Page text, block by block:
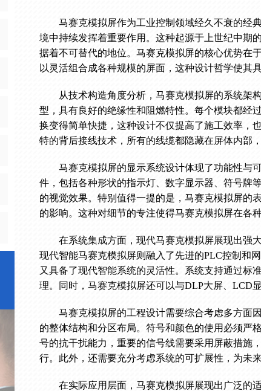
马赛克模拟屏作为工业控制领域经久不衰的经
境中持续发挥着重要作用。这种起源于上世纪中期
据着不可替代的地位。马赛克模拟屏的核心优势在
以灵活组合成各种规模的屏面，这种设计哲学使其
从技术构造角度分析，马赛克模拟屏的系统架
型，具有良好的绝缘性和阻燃特性。每个模块都经
换变得简单快捷，这种设计不仅提高了施工效率，
特的背后接线技术，所有的线缆都隐藏在屏体内部
马赛克模拟屏的显示系统设计体现了功能性与
件，包括各种形状的指示灯、数字显示器、符号牌
的视觉效果。特别值得一提的是，马赛克模拟屏的
的影响。这种对细节的专注使得马赛克模拟屏在各
在系统集成方面，现代马赛克模拟屏展现出强
现代智能马赛克模拟屏则融入了先进的PLC控制和
又具备了现代智能系统的灵活性。系统支持通过标
理。同时，马赛克模拟屏还可以与DLP大屏、LCD
马赛克模拟屏的工程设计需要综合考虑多方面
的整体结构和分区布局。符号和颜色的使用必须严
号的抗干扰能力，重要的信号线需要采用屏蔽措施
行。此外，还需要充分考虑系统的可扩展性，为未
在实际应用层面，马赛克模拟屏展现出广泛的